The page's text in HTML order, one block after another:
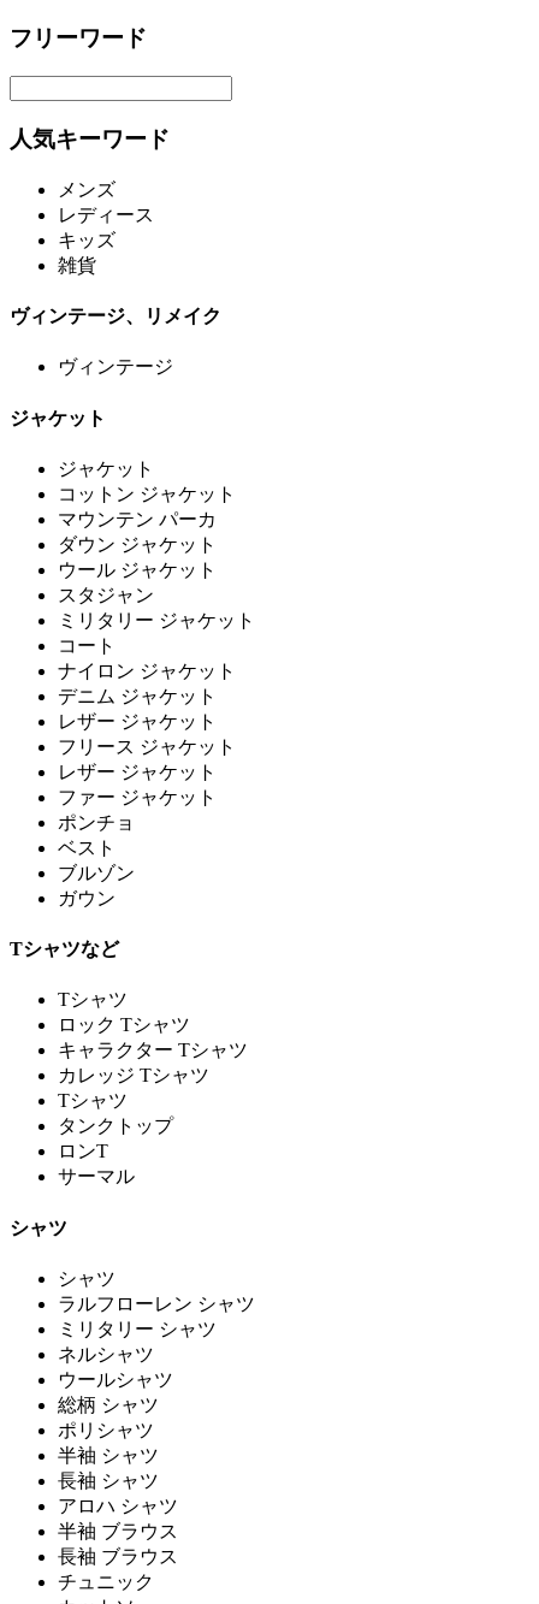
フリーワード
人気キーワード
メンズ
レディース
キッズ
雑貨
ヴィンテージ、リメイク
ヴィンテージ
ジャケット
ジャケット
コットン ジャケット
マウンテン パーカ
ダウン ジャケット
ウール ジャケット
スタジャン
ミリタリー ジャケット
コート
ナイロン ジャケット
デニム ジャケット
レザー ジャケット
フリース ジャケット
レザー ジャケット
ファー ジャケット
ポンチョ
ベスト
ブルゾン
ガウン
Tシャツなど
Tシャツ
ロック Tシャツ
キャラクター Tシャツ
カレッジ Tシャツ
Tシャツ
タンクトップ
ロンT
サーマル
シャツ
シャツ
ラルフローレン シャツ
ミリタリー シャツ
ネルシャツ
ウールシャツ
総柄 シャツ
ポリシャツ
半袖 シャツ
長袖 シャツ
アロハ シャツ
半袖 ブラウス
長袖 ブラウス
チュニック